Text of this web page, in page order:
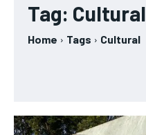
Tag: Cultural
Home Tags Cultural